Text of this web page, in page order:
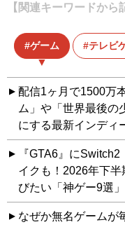
【関連キーワードから
ゲーム テレビ
配信1ヶ月で1500万
ム」や「世界最後の
にする最新インディ
『GTA6』に
イクも！2026年下
びたい「神ゲー9選」
なぜか無名ゲーム